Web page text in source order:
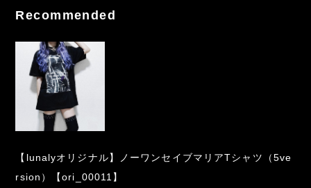
Recommended
【lunalyオリジナル】ノーワンセイブマリアTシャツ（5ve
rsion）【ori_00011】